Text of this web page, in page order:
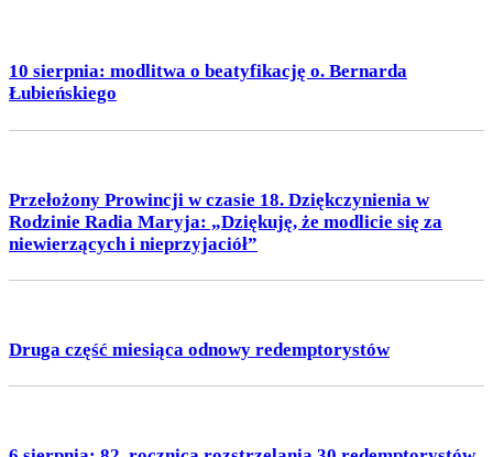
10 sierpnia: modlitwa o beatyfikację o. Bernarda
Łubieńskiego
Przełożony Prowincji w czasie 18. Dziękczynienia w
Rodzinie Radia Maryja: „Dziękuję, że modlicie się za
niewierzących i nieprzyjaciół”
Druga część miesiąca odnowy redemptorystów